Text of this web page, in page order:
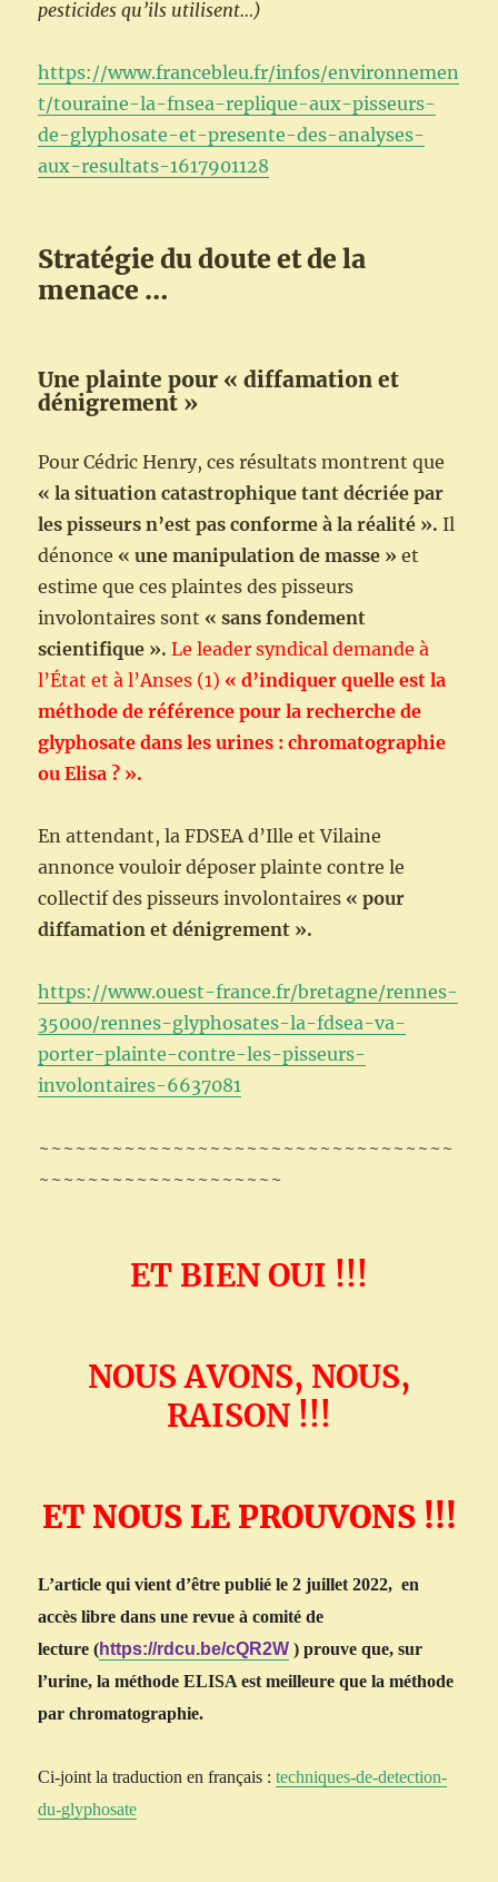
pesticides qu’ils utilisent…)
https://www.francebleu.fr/infos/environnemen
t/touraine-la-fnsea-replique-aux-pisseurs-
de-glyphosate-et-presente-des-analyses-
aux-resultats-1617901128
Stratégie du doute et de la
menace …
Une plainte pour « diffamation et
dénigrement »
Pour Cédric Henry, ces résultats montrent que
« la situation catastrophique tant décriée par
les pisseurs n’est pas conforme à la réalité ». Il
dénonce « une manipulation de masse » et
estime que ces plaintes des pisseurs
involontaires sont « sans fondement
scientifique ». Le leader syndical demande à
l’État et à l’Anses (1) « d’indiquer quelle est la
méthode de référence pour la recherche de
glyphosate dans les urines : chromatographie
ou Elisa ? ».
En attendant, la FDSEA d’Ille et Vilaine
annonce vouloir déposer plainte contre le
collectif des pisseurs involontaires « pour
diffamation et dénigrement ».
https://www.ouest-france.fr/bretagne/rennes-
35000/rennes-glyphosates-la-fdsea-va-
porter-plainte-contre-les-pisseurs-
involontaires-6637081
~~~~~~~~~~~~~~~~~~~~~~~~~~~~~~~~~~
~~~~~~~~~~~~~~~~~~~~
ET BIEN OUI !!!
NOUS AVONS, NOUS,
RAISON !!!
ET NOUS LE PROUVONS !!!
L’article qui vient d’être publié le 2 juillet 2022, en
accès libre dans une revue à comité de
lecture(https://rdcu.be/cQR2W )prouve que,sur
l’urine,la méthode ELISA est meilleure que la méthode
par chromatographie.
Ci-joint la traduction en français :techniques-de-detection-
du-glyphosate